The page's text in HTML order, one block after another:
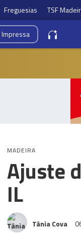
Freguesias TSF
Impressa
MADEIRA
Ajuste
IL
Tânia Cova